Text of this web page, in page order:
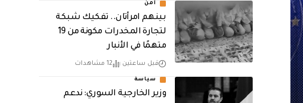
أمن
بينهم امرأتان.. تفكيك شبكة
لتجارة المخدرات مكونة من 19
متهمًا في الأنبار
قبل ساعتين 12 مشاهدات
سياسة
وزير الخارجية السوري: ندعم